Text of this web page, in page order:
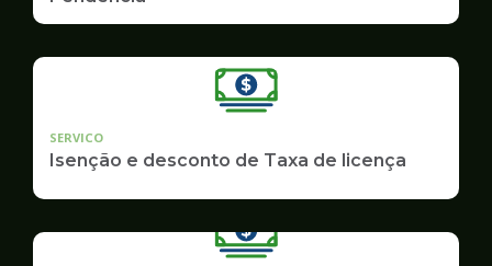
SERVICO
Isenção e desconto de Taxa de licença